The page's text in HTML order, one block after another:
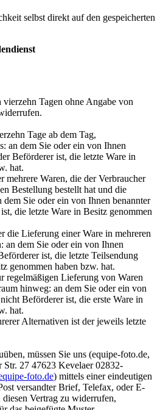
selbst direkt auf den gespeicherten
vierzehn Tagen ohne Angabe von
Tage ab dem Tag,
an dem Sie oder ein von Ihnen
Beförderer ist, die letzte Ware in
hat.
mehrere Waren, die der Verbraucher
Bestellung bestellt hat und die
dem Sie oder ein von Ihnen benannter
die letzte Ware in Besitz genommen
die Lieferung einer Ware in mehreren
an dem Sie oder ein von Ihnen
ist, die letzte Teilsendung
genommen haben bzw. hat.
regelmäßigen Lieferung von Waren
hinweg: an dem Sie oder ein von
Beförderer ist, die erste Ware in
hat.
Alternativen ist der jeweils letzte
müssen Sie uns (equipe-foto.de,
Str. 27 47623 Kevelaer 02832-
foto.de) mittels einer eindeutigen
versandter Brief, Telefax, oder E-
Vertrag zu widerrufen,